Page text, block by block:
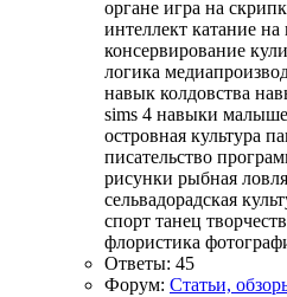
органе игра на
интеллект катание на
консервирование
логика
навык колдовства
sims 4 навыки
островная культура
писательство
рисунки рыбная ловля
сельвадорадская
спорт танец
флористика
Ответы: 45
Форум: Статьи,